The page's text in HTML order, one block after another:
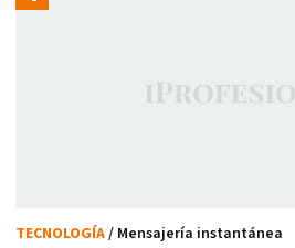
TECNOLOGÍA/ Mensajería instantánea